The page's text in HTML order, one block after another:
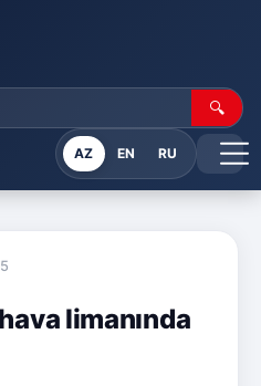
🔍
AZ EN RU
limanında